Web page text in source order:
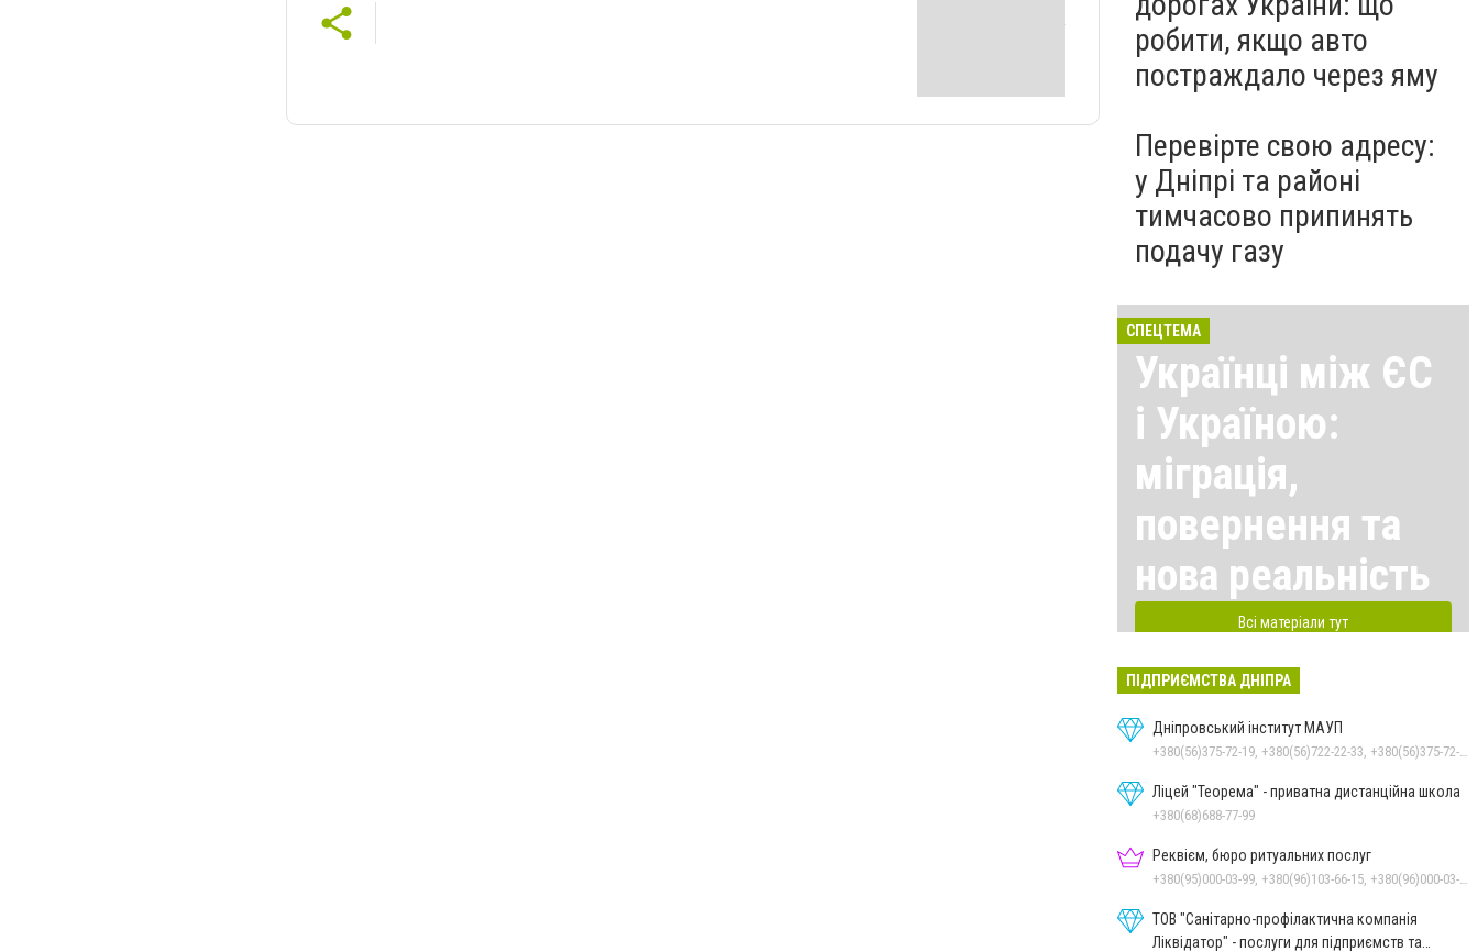
робити, якщо авто
постраждало через яму
Перевірте свою адресу:
у Дніпрі та районі
тимчасово припинять
подачу газу
СПЕЦТЕМА
Українці між ЄС
і Україною:
міграція,
повернення та
нова реальність
Всі матеріали тут
ПІДПРИЄМСТВА ДНІПРА
Дніпровський інститут МАУП
Ліцей "Теорема" - приватна дистанційна школа
+380(68)688-77-99
Реквієм, бюро ритуальних послуг
ТОВ "Санітарно-профілактична компанія
Ліквідатор" - послуги для підприємств та